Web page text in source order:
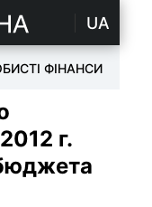
UA
ФІНАНСИ
г.